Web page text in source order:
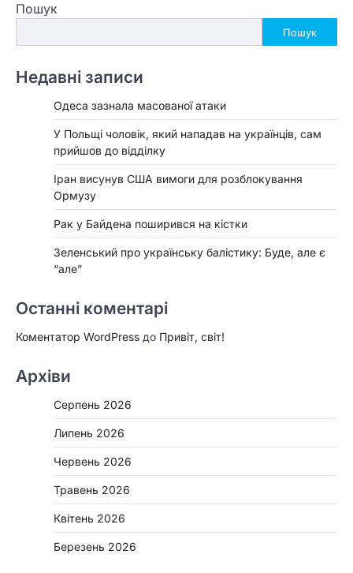
Пошук
Пошук
Недавні записи
Одеса зазнала масованої атаки
У Польщі чоловік, який нападав на українців, сам
прийшов до відділку
Іран висунув США вимоги для розблокування
Ормузу
Рак у Байдена поширився на кістки
Зеленський про українську балістику: Буде, але є
“але”
Останні коментарі
Коментатор WordPress до Привіт, світ!
Архіви
Серпень 2026
Липень 2026
Червень 2026
Травень 2026
Квітень 2026
Березень 2026